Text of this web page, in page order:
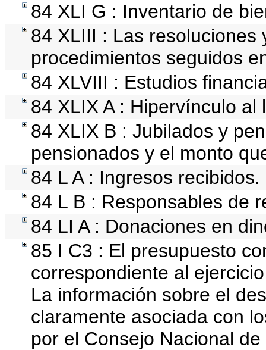
84 XLI G : Inventario de
84 XLIII : Las
procedimientos seguidos
84 XLVIII : Estudios
84 XLIX A : Hipervínculo
84 XLIX B : Jubilados y
pensionados y el monto
84 L A : Ingresos recibidos.
84 L B : Responsables de
84 LI A : Donaciones en
85 I C3 : El presupuesto
correspondiente al
La información sobre el
claramente asociada con
por el Consejo Nacional